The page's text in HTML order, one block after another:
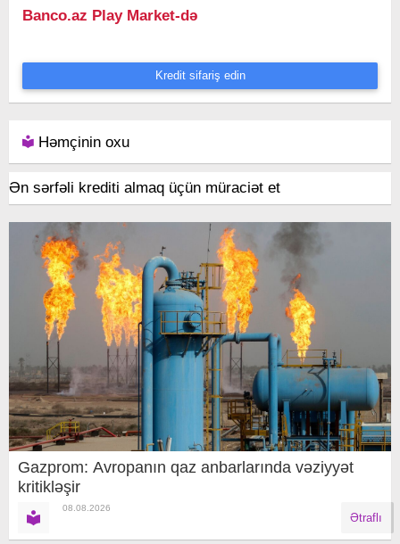
Banco.az Play Market-də
Kredit sifariş edin
Həmçinin oxu
Ən sərfəli krediti almaq üçün müraciət et
Gazprom: Avropanın qaz anbarlarında vəziyyət
kritikləşir
08.08.2026
Ətraflı